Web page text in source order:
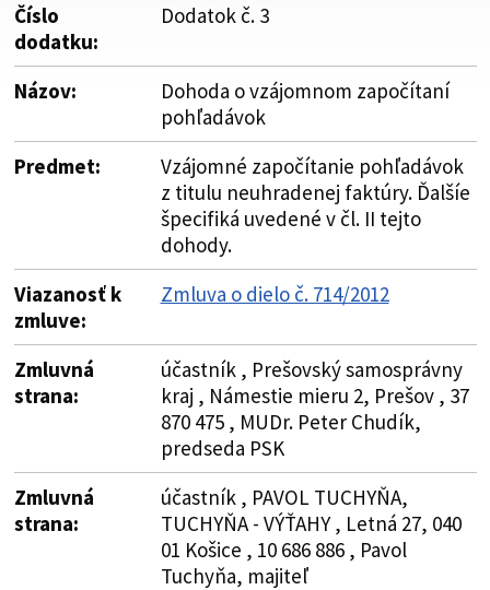
Číslo
dodatku:
Dodatok č. 3
Názov:
Dohoda o vzájomnom započítaní
pohľadávok
Predmet:
Vzájomné započítanie pohľadávok
z titulu neuhradenej faktúry. Ďalšíe
špecifiká uvedené v čl. II tejto
dohody.
Viazanosť k
zmluve:
Zmluva o dielo č. 714/2012
Zmluvná
strana:
účastník , Prešovský samosprávny
kraj , Námestie mieru 2, Prešov , 37
870 475 , MUDr. Peter Chudík,
predseda PSK
Zmluvná
strana:
účastník , PAVOL TUCHYŇA,
TUCHYŇA - VÝŤAHY , Letná 27, 040
01 Košice , 10 686 886 , Pavol
Tuchyňa, majiteľ